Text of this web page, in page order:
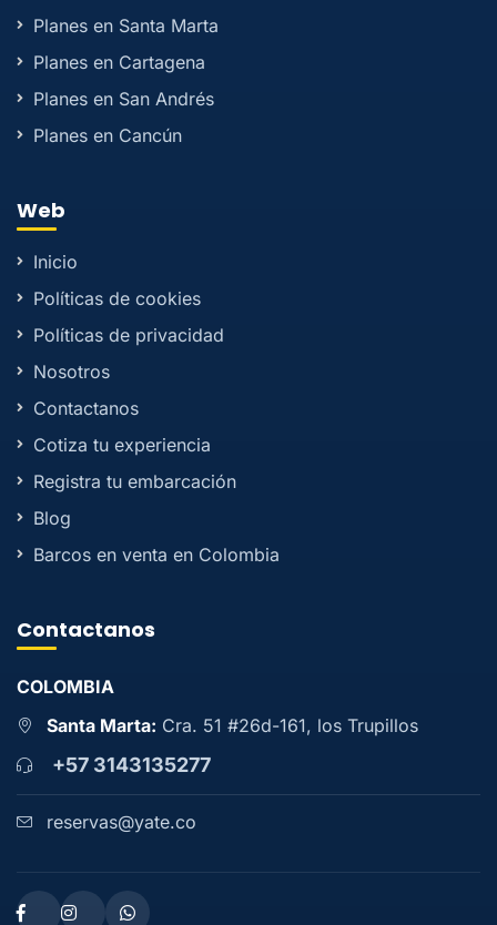
Planes en Santa Marta
Planes en Cartagena
Planes en San Andrés
Planes en Cancún
Web
Inicio
Políticas de cookies
Políticas de privacidad
Nosotros
Contactanos
Cotiza tu experiencia
Registra tu embarcación
Blog
Barcos en venta en Colombia
Contactanos
COLOMBIA
Santa Marta: Cra. 51 #26d-161, los Trupillos
+57 3143135277
reservas@yate.co